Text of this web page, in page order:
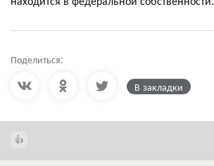
Поделиться:
В закладки